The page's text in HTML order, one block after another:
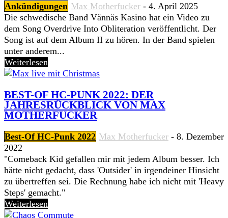
Ankündigungen Max Motherfucker - 4. April 2025
Die schwedische Band Vännäs Kasino hat ein Video zu
dem Song Overdrive Into Obliteration veröffentlicht. Der
Song ist auf dem Album II zu hören. In der Band spielen
unter anderem...
Weiterlesen
BEST-OF HC-PUNK 2022: DER
JAHRESRÜCKBLICK VON MAX
MOTHERFUCKER
Best-Of HC-Punk 2022 Max Motherfucker - 8. Dezember
2022
"Comeback Kid gefallen mir mit jedem Album besser. Ich
hätte nicht gedacht, dass 'Outsider' in irgendeiner Hinsicht
zu übertreffen sei. Die Rechnung habe ich nicht mit 'Heavy
Steps' gemacht."
Weiterlesen